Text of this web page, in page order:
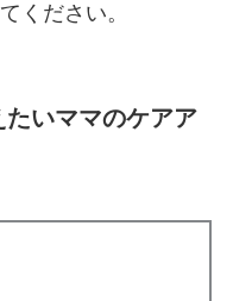
ください。
いママのケアア